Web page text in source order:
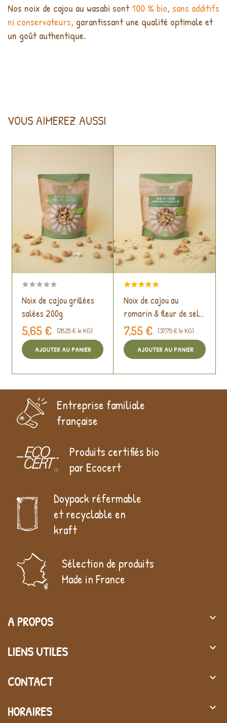
Nos noix de cajou au wasabi sont100 % bio, sans additifs
ni conservateurs, garantissant une qualité optimale et
un goût authentique.
VOUS AIMEREZ AUSSI
Noix de cajou grillées
salées 200g
5,65 € (28,25 € le KG)
AJOUTER AU PANIER
Noix de cajou au
romarin & fleur de sel
200g
7,55 € (37,75 € le KG)
AJOUTER AU PANIER
Entreprise familiale
française
Produits certifiés bio
par Ecocert
Doypack réfermable
et recyclable en
kraft
Sélection de produits
Made in France
A PROPOS keyboard_arrow_down
LIENS UTILES keyboard_arrow_down
CONTACT keyboard_arrow_down
HORAIRES keyboard_arrow_down